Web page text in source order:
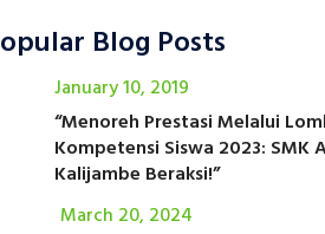
Blog Posts
January 10, 2019
“Menoreh Prestasi Melalui
Kompetensi Siswa 2023: SMK
Kalijambe Beraksi!”
March 20, 2024